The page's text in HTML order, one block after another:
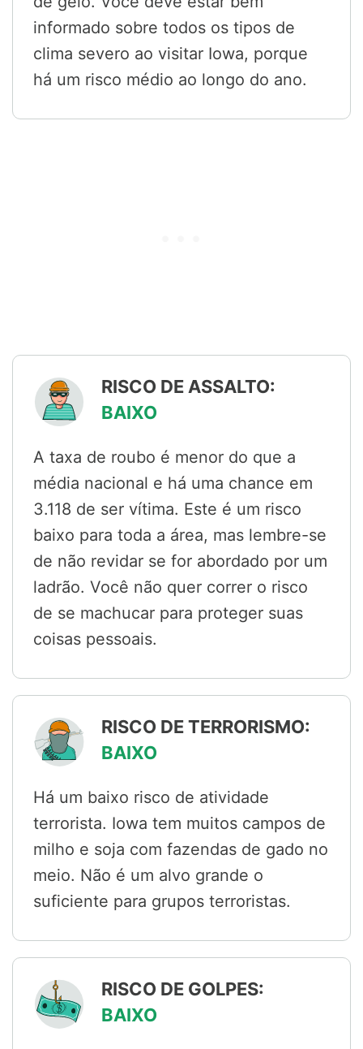
informado sobre todos os tipos de
clima severo ao visitar Iowa, porque
há um risco médio ao longo do ano.
RISCO DE ASSALTO:
BAIXO
A taxa de roubo é menor do que a
média nacional e há uma chance em
3.118 de ser vítima. Este é um risco
baixo para toda a área, mas lembre-se
de não revidar se for abordado por um
ladrão. Você não quer correr o risco
de se machucar para proteger suas
coisas pessoais.
RISCO DE TERRORISMO:
BAIXO
Há um baixo risco de atividade
terrorista. Iowa tem muitos campos de
milho e soja com fazendas de gado no
meio. Não é um alvo grande o
suficiente para grupos terroristas.
RISCO DE GOLPES:
BAIXO